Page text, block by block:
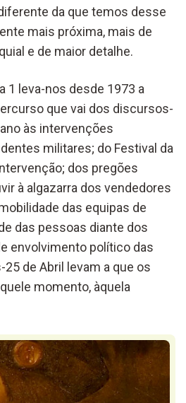
da que temos desse
mais próxima, mais de
e de maior detalhe.
1 leva-nos desde 1973 a
que vai dos discursos-
às intervenções
militares; do Festival da
dos pregões
à algazarra dos vendedores
das equipas de
das pessoas diante dos
envolvimento político das
de Abril levam a que os
momento, àquela